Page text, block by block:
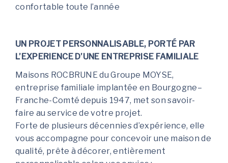
confortable toute l’année
UN PROJET PERSONNALISABLE, PORTÉ PAR
L’EXPERIENCE D’UNE ENTREPRISE FAMILIALE
Maisons ROCBRUNE du Groupe MOYSE,
entreprise familiale implantée en Bourgogne–
Franche-Comté depuis 1947, met son savoir-
faire au service de votre projet.
Forte de plusieurs décennies d’expérience, elle
vous accompagne pour concevoir une maison de
qualité, prête à décorer, entièrement